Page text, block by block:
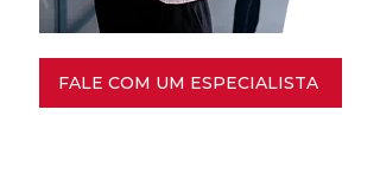
FALE COM UM ESPECIALISTA